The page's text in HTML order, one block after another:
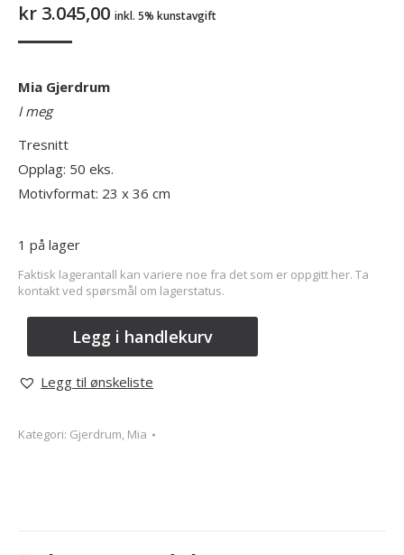
kr 3.045,00 inkl. 5% kunstavgift
Mia Gjerdrum
I meg
Tresnitt
Opplag: 50 eks.
Motivformat: 23 x 36 cm
1 på lager
Faktisk lagerantall kan variere noe fra det som er oppgitt her. Ta
kontakt ved spørsmål om lagerstatus.
Legg i handlekurv
Legg til ønskeliste
Kategori: Gjerdrum, Mia